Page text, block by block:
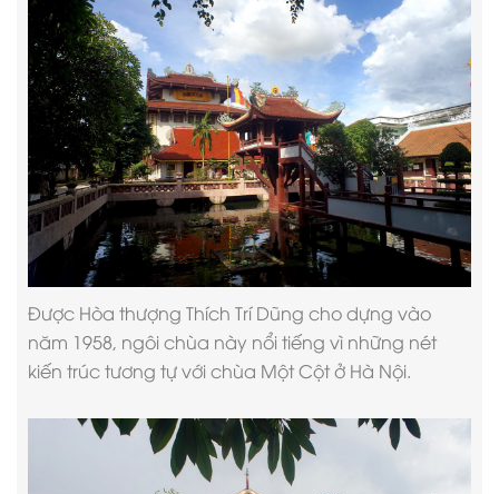
Được Hòa thượng Thích Trí Dũng cho dựng vào
năm 1958, ngôi chùa này nổi tiếng vì những nét
kiến trúc tương tự với chùa Một Cột ở Hà Nội.